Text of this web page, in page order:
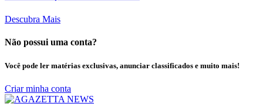
Descubra Mais
Não possui uma conta?
Você pode ler matérias exclusivas, anunciar classificados e muito mais!
Criar minha conta